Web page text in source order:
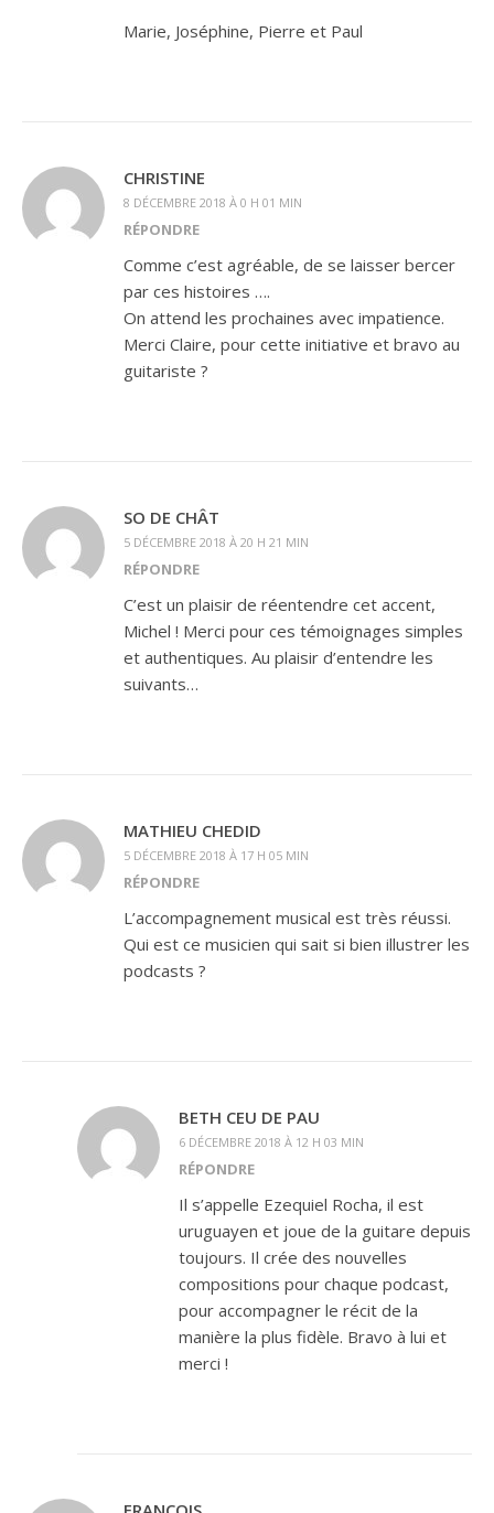
Marie, Joséphine, Pierre et Paul
CHRISTINE
8 DÉCEMBRE 2018 À 0 H 01 MIN
RÉPONDRE
Comme c’est agréable, de se laisser bercer
par ces histoires ….
On attend les prochaines avec impatience.
Merci Claire, pour cette initiative et bravo au
guitariste ?
SO DE CHÂT
5 DÉCEMBRE 2018 À 20 H 21 MIN
RÉPONDRE
C’est un plaisir de réentendre cet accent,
Michel ! Merci pour ces témoignages simples
et authentiques. Au plaisir d’entendre les
suivants…
MATHIEU CHEDID
5 DÉCEMBRE 2018 À 17 H 05 MIN
RÉPONDRE
L’accompagnement musical est très réussi.
Qui est ce musicien qui sait si bien illustrer les
podcasts ?
BETH CEU DE PAU
6 DÉCEMBRE 2018 À 12 H 03 MIN
RÉPONDRE
Il s’appelle Ezequiel Rocha, il est
uruguayen et joue de la guitare depuis
toujours. Il crée des nouvelles
compositions pour chaque podcast,
pour accompagner le récit de la
manière la plus fidèle. Bravo à lui et
merci !